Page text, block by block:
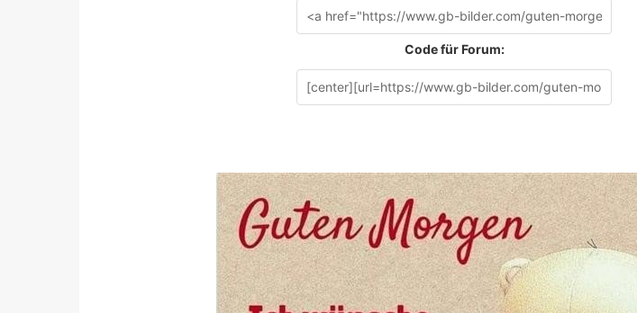
Code für Forum: